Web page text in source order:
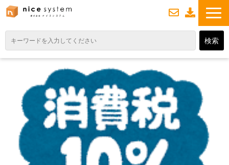
TOP
サービス紹介
業務DXソリューション
業務から探す
導入事例
業務のお悩みスッキリ通信